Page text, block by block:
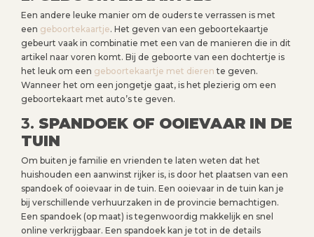
Een andere leuke manier om de ouders te verrassen is met
een geboortekaartje. Het geven van een geboortekaartje
gebeurt vaak in combinatie met een van de manieren die in dit
artikel naar voren komt. Bij de geboorte van een dochtertje is
het leuk om een geboortekaartje met dieren te geven.
Wanneer het om een jongetje gaat, is het plezierig om een
geboortekaart met auto’s te geven.
3. SPANDOEK OF OOIEVAAR IN DE
TUIN
Om buiten je familie en vrienden te laten weten dat het
huishouden een aanwinst rijker is, is door het plaatsen van een
spandoek of ooievaar in de tuin. Een ooievaar in de tuin kan je
bij verschillende verhuurzaken in de provincie bemachtigen.
Een spandoek (op maat) is tegenwoordig makkelijk en snel
online verkrijgbaar. Een spandoek kan je tot in de details